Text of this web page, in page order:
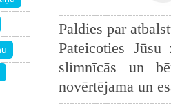
Paldies par
Pateicoties
slimnīcās un
novērtējama un